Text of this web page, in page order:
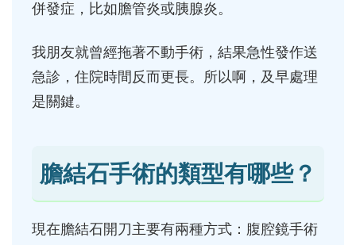
併發症，比如膽管炎或胰腺炎。
我朋友就曾經拖著不動手術，結果急性發作送
急診，住院時間反而更長。所以啊，及早處理
是關鍵。
膽結石手術的類型有哪些？
現在膽結石開刀主要有兩種方式：腹腔鏡手術